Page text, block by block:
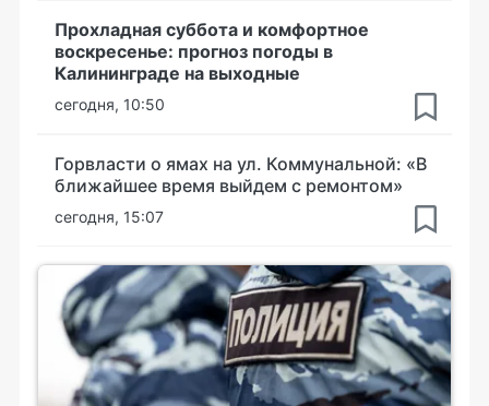
Прохладная суббота и комфортное
воскресенье: прогноз погоды в
Калининграде на выходные
сегодня, 10:50
Горвласти о ямах на ул. Коммунальной: «В
ближайшее время выйдем с ремонтом»
сегодня, 15:07